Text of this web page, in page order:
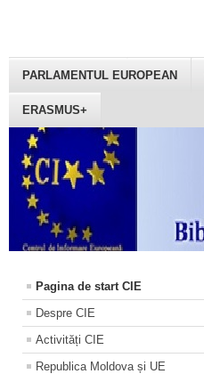
PARLAMENTUL EUROPEAN
ERASMUS+
Pagina de start CIE
Despre CIE
Activități CIE
Republica Moldova și UE